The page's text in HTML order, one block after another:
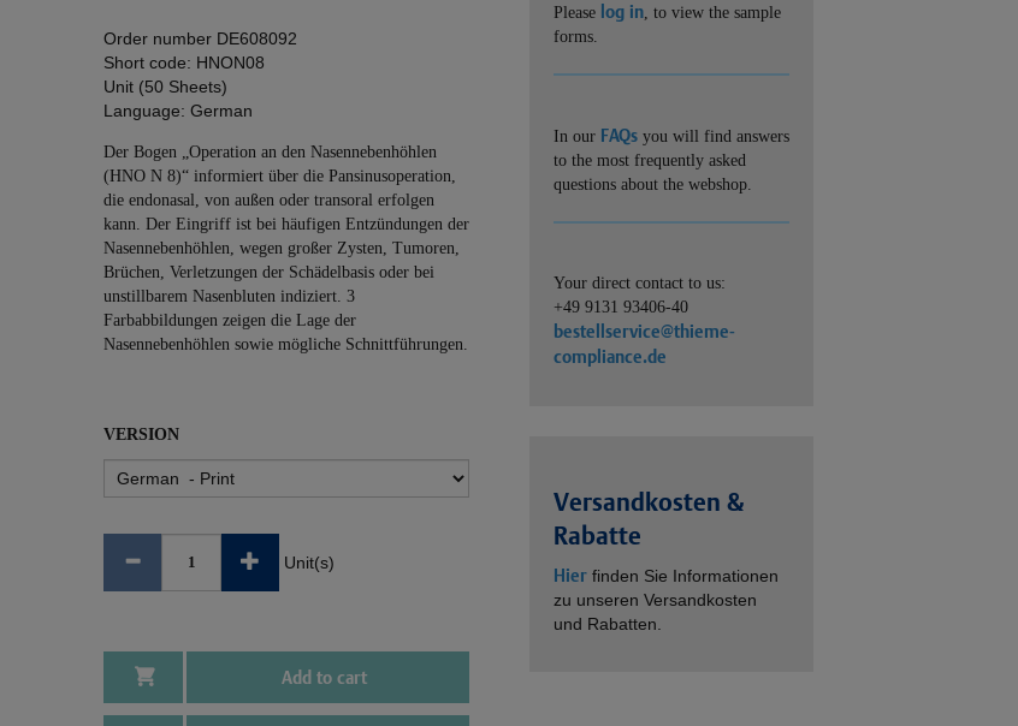
Order number DE608092
Short code: HNON08
Unit (50 Sheets)
Language: German
Der Bogen „Operation an den Nasennebenhöhlen
(HNO N 8)“ informiert über die Pansinusoperation,
die endonasal, von außen oder transoral erfolgen
kann. Der Eingriff ist bei häufigen Entzündungen der
Nasennebenhöhlen, wegen großer Zysten, Tumoren,
Brüchen, Verletzungen der Schädelbasis oder bei
unstillbarem Nasenbluten indiziert. 3
Farbabbildungen zeigen die Lage der
Nasennebenhöhlen sowie mögliche Schnittführungen.
VERSION
Unit(s)
Add to cart
Please log in, to view the sample
forms.
In our FAQs you will find answers
to the most frequently asked
questions about the webshop.
Your direct contact to us:
+49 9131 93406-40
bestellservice@thieme-
compliance.de
Versandkosten &
Rabatte
Hier finden Sie Informationen
zu unseren Versandkosten
und Rabatten.